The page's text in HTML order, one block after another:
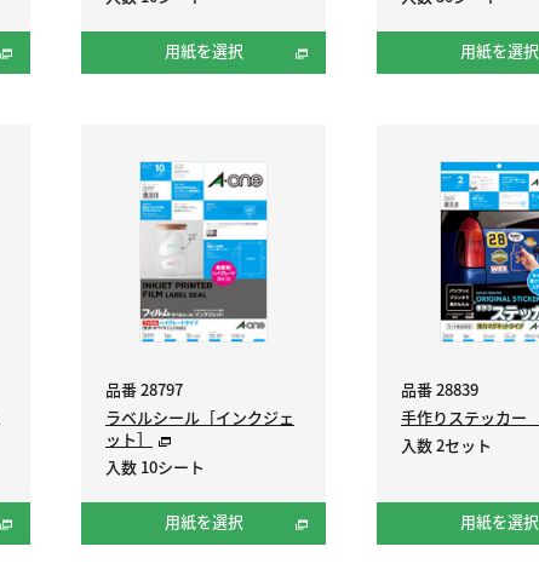
用紙を選択 用紙を選択
品番 28797
ラベルシール［インクジェ
ット］
入数 10シート
用紙を選択
品番 28839
手作りステッカー
入数 2セット
用紙を選択